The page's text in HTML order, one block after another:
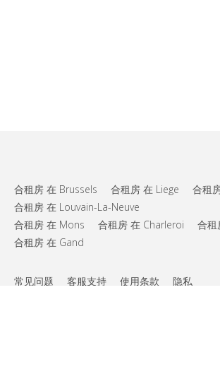
合租房 在 Brussels 合租房 在 Liege
合租
合租房 在 Louvain-La-Neuve
合租房 在 Mons
合租房 在 Charleroi
合租
合租房 在 Gand
常见问题 客服支持 使用条款 隐私